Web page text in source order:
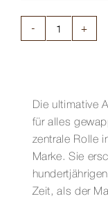
Menge
Die ultimative
für alles
zentrale Rolle
Marke. Sie
Zeit, als der